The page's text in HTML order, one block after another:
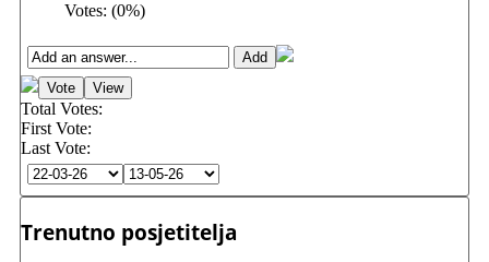
Votes: (0%)
Total Votes:
First Vote:
Last Vote:
Trenutno posjetitelja